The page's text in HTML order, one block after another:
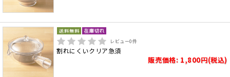
レビュー0件
割れにくいクリア急須
販売価格: 1,800円(税込)